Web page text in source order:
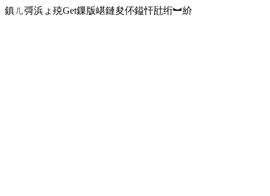
鎮ㄦ彁浜ょ殑Get鏁版嵁鏈夋伓鎰忓瓧绗︼紒